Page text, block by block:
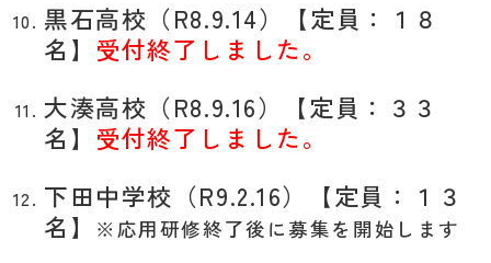
黒石高校（R8.9.14）【定員：１８
名】 受付終了しました。
大湊高校（R8.9.16）【定員：３３
名】 受付終了しました。
下田中学校（R9.2.16）【定員：１３
名】
※応用研修終了後に募集を開始します